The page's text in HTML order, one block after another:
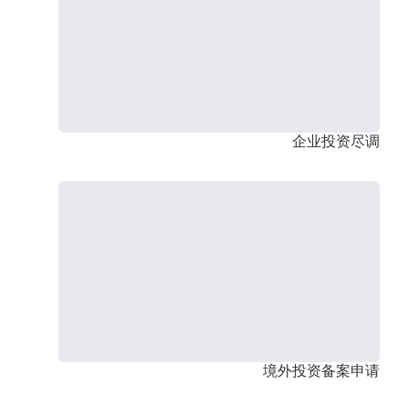
企业投资尽调
境外投资备案申请